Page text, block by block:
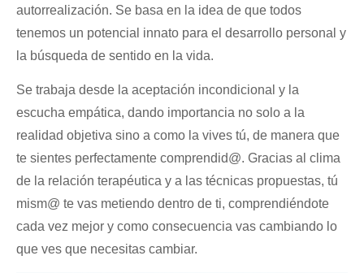
autorrealización. Se basa en la idea de que todos
tenemos un potencial innato para el desarrollo personal y
la búsqueda de sentido en la vida.
Se trabaja desde la aceptación incondicional y la
escucha empática, dando importancia no solo a la
realidad objetiva sino a como la vives tú, de manera que
te sientes perfectamente comprendid@. Gracias al clima
de la relación terapéutica y a las técnicas propuestas, tú
mism@ te vas metiendo dentro de ti, comprendiéndote
cada vez mejor y como consecuencia vas cambiando lo
que ves que necesitas cambiar.